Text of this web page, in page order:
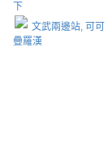
下
文武兩邊站, 可可
疊羅漢